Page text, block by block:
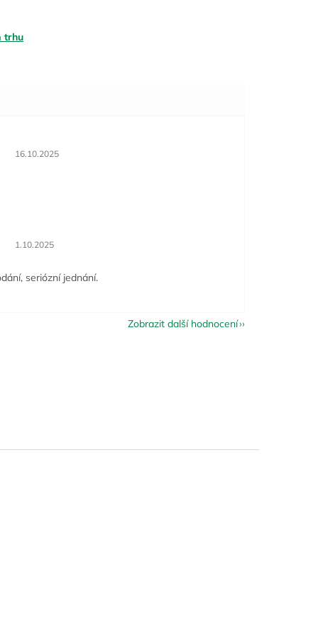
trhu
Hodnocení obchodu je 5 z 5 hvězdiček.
16.10.2025
Hodnocení obchodu je 5 z 5 hvězdiček.
1.10.2025
seriózní jednání.
Zobrazit další hodnocení